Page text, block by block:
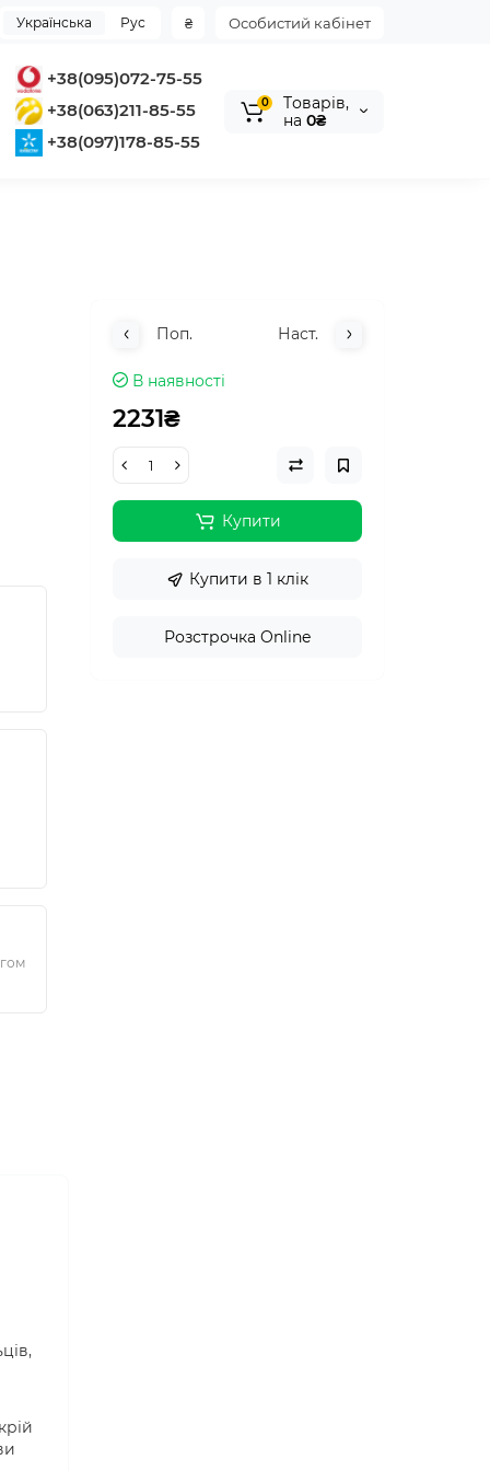
Особистий кабінет
₴
Українська Рус
+38(095)072-75-55
+38(063)211-85-55
+38(097)178-85-55
0
Tоварів,
на 0₴
Поп. Наст.
В наявності
2231₴
Купити
Купити в 1 клік
Розстрочка Online